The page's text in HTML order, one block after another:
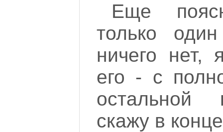
Еще
только
ничего нет,
его - с
остальной
скажу в